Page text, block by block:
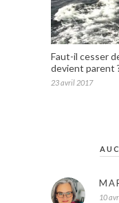
Faut-il cesser
devient parent
23 avril 2017
10